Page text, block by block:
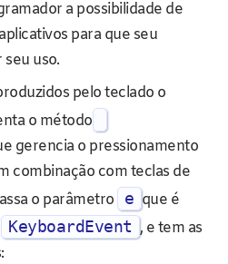
a possibilidade de
para que seu
seu uso.
pelo teclado o
o método
gerencia o pressionamento
combinação com teclas de
o parâmetro
e que é
KeyboardEvent , e tem as